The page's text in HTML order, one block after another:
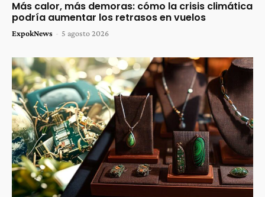
Más calor, más demoras: cómo la crisis climática
podría aumentar los retrasos en vuelos
ExpokNews - 5 agosto 2026